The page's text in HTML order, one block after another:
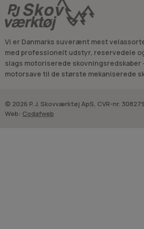
Vi er Danmarks suverænt mest
med professionelt udstyr, reservedele
slags motoriserede skovningsredskaber
motorsave til de største mekaniserede
© 2026 P. J. Skovværktøj ApS, CVR-nr.
Web: Codafweb